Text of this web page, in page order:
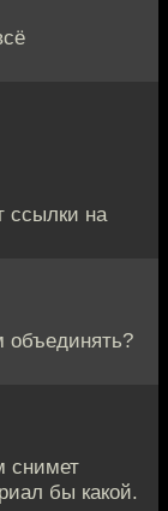
ссылки на
объединять?
снимет
бы какой.